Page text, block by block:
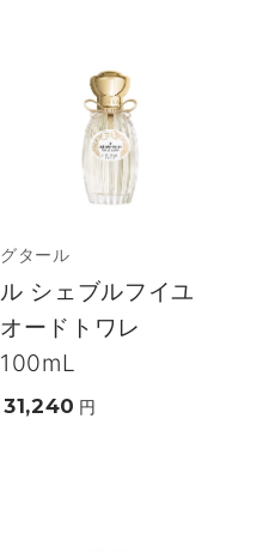
グタール
ル シェブルフイユ
オードトワレ
100mL
31,240 円